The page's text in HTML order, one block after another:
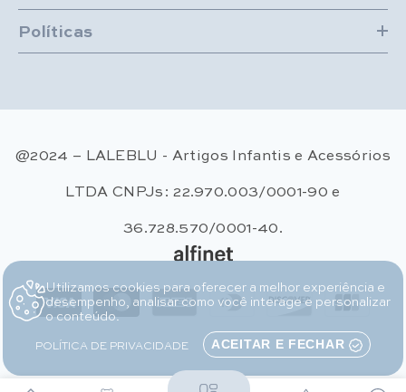
Políticas
@2024 – LALEBLU - Artigos Infantis e Acessórios
LTDA CNPJs: 22.970.003/0001-90 e
36.728.570/0001-40.
Métodos de pagamento
Utilizamos cookies para oferecer a melhor experiência e
desempenho, analisar como você interage e personalizar
o conteúdo.
POLÍTICA DE PRIVACIDADE ACEITAR E FECHAR